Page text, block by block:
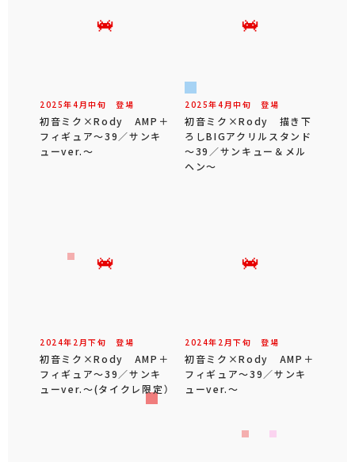
2025年4 月中旬 登場
初音ミク×Rody AMP＋
フィギュア～39／サンキ
ューver.～
2025年4 月中旬 登場
初音ミク×Rody 描き下
ろしBIGアクリルスタンド
～39／サンキュー＆メル
ヘン～
2024年 2 月下旬 登場
初音ミク×Rody AMP＋
フィギュア～39／サンキ
ューver.～(タイクレ限定）
2024年 2 月下旬 登場
初音ミク×Rody AMP＋
フィギュア～39／サンキ
ューver.～